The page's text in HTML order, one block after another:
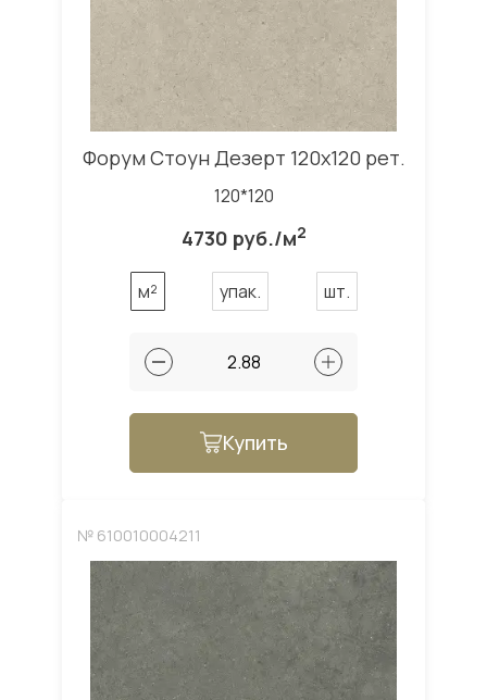
Форум Стоун Дезерт 120x120 рет.
120*120
4730 руб./м2
м² упак. шт.
Купить
№ 610010004211